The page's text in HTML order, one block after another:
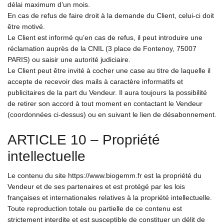
délai maximum d’un mois.
En cas de refus de faire droit à la demande du Client, celui-ci doit
être motivé.
Le Client est informé qu’en cas de refus, il peut introduire une
réclamation auprès de la CNIL (3 place de Fontenoy, 75007
PARIS) ou saisir une autorité judiciaire.
Le Client peut être invité à cocher une case au titre de laquelle il
accepte de recevoir des mails à caractère informatifs et
publicitaires de la part du Vendeur. Il aura toujours la possibilité
de retirer son accord à tout moment en contactant le Vendeur
(coordonnées ci-dessus) ou en suivant le lien de désabonnement.
ARTICLE 10 – Propriété
intellectuelle
Le contenu du site https://www.biogemm.fr est la propriété du
Vendeur et de ses partenaires et est protégé par les lois
françaises et internationales relatives à la propriété intellectuelle.
Toute reproduction totale ou partielle de ce contenu est
strictement interdite et est susceptible de constituer un délit de